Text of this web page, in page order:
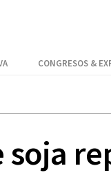
CONGRESOS &
soja